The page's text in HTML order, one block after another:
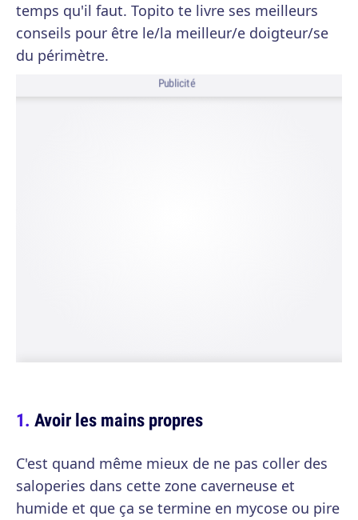
temps qu'il faut. Topito te livre ses meilleurs
conseils pour être le/la meilleur/e doigteur/se
du périmètre.
Publicité
Avoir les mains propres
C'est quand même mieux de ne pas coller des
saloperies dans cette zone caverneuse et
humide et que ça se termine en mycose ou pire